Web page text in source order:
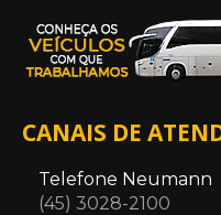
CANAIS DE
Telefone Neumann
(45) 3028-2100